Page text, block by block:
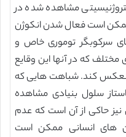
مشاهده شده در
ممکن است فعال شدن انکوژن
سرکوبگر توموری خاص و
که در آنها این وقایع
منعکس کند. شباهت هایی که
سلول بنیادی مشاهده
حاکی از آن است که عدم
های انسانی ممکن است